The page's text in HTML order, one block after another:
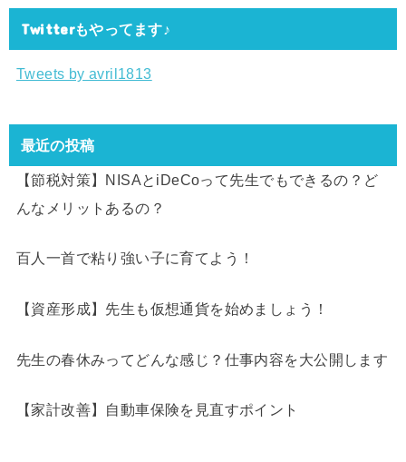
Twitterもやってます♪
Tweets by avril1813
最近の投稿
【節税対策】NISAとiDeCoって先生でもできるの？ど
んなメリットあるの？
百人一首で粘り強い子に育てよう！
【資産形成】先生も仮想通貨を始めましょう！
先生の春休みってどんな感じ？仕事内容を大公開します
【家計改善】自動車保険を見直すポイント